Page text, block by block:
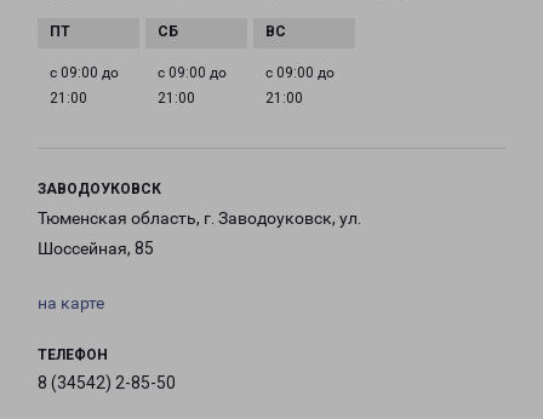
с 09:00 до
21:00
с 09:00 до
21:00
с 09:00 до
21:00
ЗАВОДОУКОВСК
Тюменская область, г. Заводоуковск, ул.
Шоссейная, 85
на карте
ТЕЛЕФОН
8 (34542) 2-85-50